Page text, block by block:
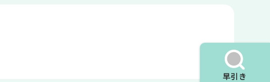
早引き